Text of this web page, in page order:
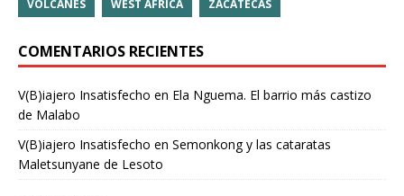
VOLCANES WEST AFRICA ZACATECAS
COMENTARIOS RECIENTES
V(B)iajero Insatisfecho en Ela Nguema. El barrio más castizo
de Malabo
V(B)iajero Insatisfecho en Semonkong y las cataratas
Maletsunyane de Lesoto